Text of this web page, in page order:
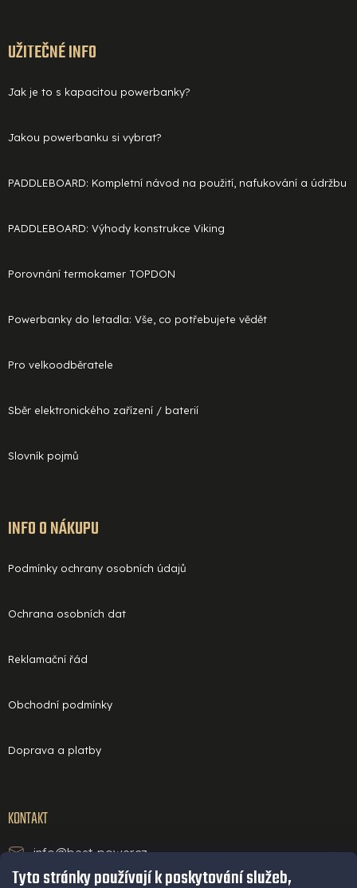
Tyto stránky používají k poskytování služeb,
UŽITEČNÉ INFO
Jak je to s kapacitou powerbanky?
Jakou powerbanku si vybrat?
PADDLEBOARD: Kompletní návod na použití, nafukování a údržbu
PADDLEBOARD: Výhody konstrukce Viking
Porovnání termokamer TOPDON
Powerbanky do letadla: Vše, co potřebujete vědět
Pro velkoodběratele
Sběr elektronického zařízení / baterií
Slovník pojmů
INFO O NÁKUPU
Podmínky ochrany osobních údajů
Ochrana osobních dat
Reklamační řád
Obchodní podmínky
Doprava a platby
KONTAKT
info@best-power.cz